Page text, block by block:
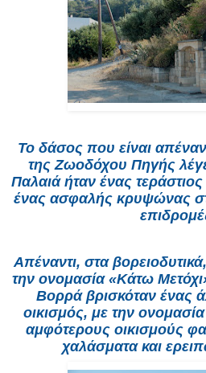
Το δάσος που είναι
της Ζωοδόχου Πηγής
Παλαιά ήταν ένας
ένας ασφαλής κρυψώνας
Απέναντι, στα
την ονομασία «Κάτω
Βορρά βρισκόταν ένας
οικισμός, με την
αμφότερους οικισμούς
χαλάσματα και